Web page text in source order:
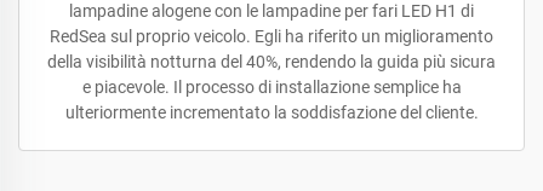
lampadine alogene con le lampadine per fari LED H1 di
RedSea sul proprio veicolo. Egli ha riferito un miglioramento
della visibilità notturna del 40%, rendendo la guida più sicura
e piacevole. Il processo di installazione semplice ha
ulteriormente incrementato la soddisfazione del cliente.